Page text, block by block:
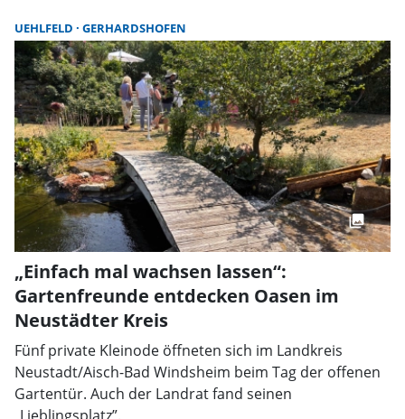
UEHLFELD GERHARDSHOFEN
„Einfach mal wachsen lassen“:
Gartenfreunde entdecken Oasen im
Neustädter Kreis
Fünf private Kleinode öffneten sich im Landkreis
Neustadt/Aisch-Bad Windsheim beim Tag der offenen
Gartentür. Auch der Landrat fand seinen